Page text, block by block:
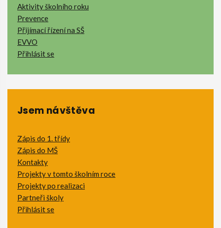
Aktivity školního roku
Prevence
Přijímací řízení na SŠ
EVVO
Přihlásit se
Jsem návštěva
Zápis do 1. třídy
Zápis do MŠ
Kontakty
Projekty v tomto školním roce
Projekty po realizaci
Partneři školy
Přihlásit se